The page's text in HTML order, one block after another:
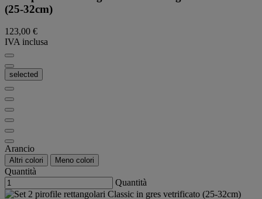
(25-32cm)
123,00 €
IVA inclusa
selected
Arancio
Altri colori Meno colori
Quantità
Quantità